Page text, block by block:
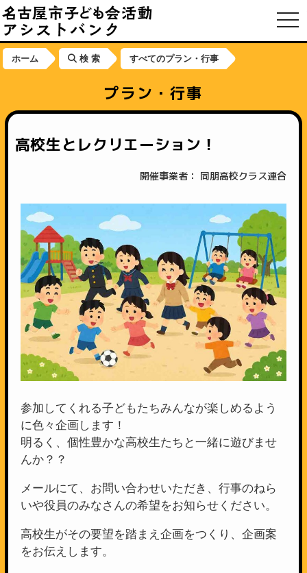
ホーム 検 索 すべてのプラン・行事
プラン・行事
高校生とレクリエーション！
開催事業者： 同朋高校クラス連合
参加してくれる子どもたちみんなが楽しめるよう
に色々企画します！
明るく、個性豊かな高校生たちと一緒に遊びませ
んか？？
メールにて、お問い合わせいただき、行事のねら
いや役員のみなさんの希望をお知らせください。
高校生がその要望を踏まえ企画をつくり、企画案
をお伝えします。